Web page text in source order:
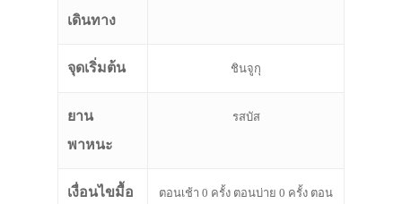
เดินทาง
จุดเริ่มต้น ชินจูกุ
ยาน
พาหนะ
รสบัส
เงื่อนไขมื้อ
ตอนเช้า 0 ครั้ง ตอนบ่าย 0 ครั้ง ตอน